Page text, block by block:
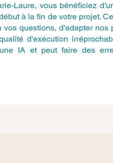
Laure, vous bénéficiez
à la fin de votre projet.
vos questions, d'adapter nos
d'exécution
IA et peut faire des